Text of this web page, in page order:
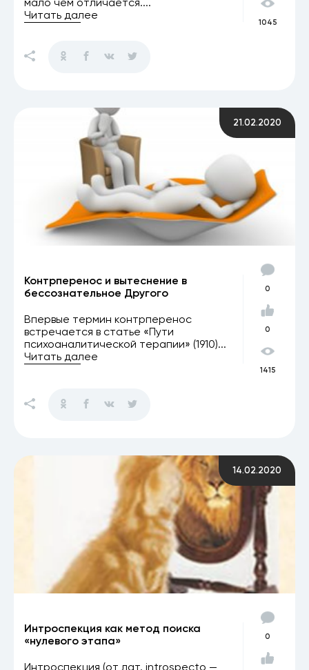
Читать далее
1045
21.02.2020
Контрперенос и вытеснение в
бессознательное Другого
Впервые термин контрперенос
встречается в статье «Пути
психоаналитической терапии» (1910)...
Читать далее
0
0
1415
14.02.2020
Интроспекция как метод поиска
«нулевого этапа»
Интроспекция (от лат. introspecto —
0